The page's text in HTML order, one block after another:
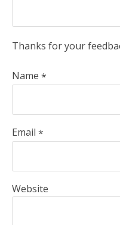
Thanks for your
Name *
Email *
Website